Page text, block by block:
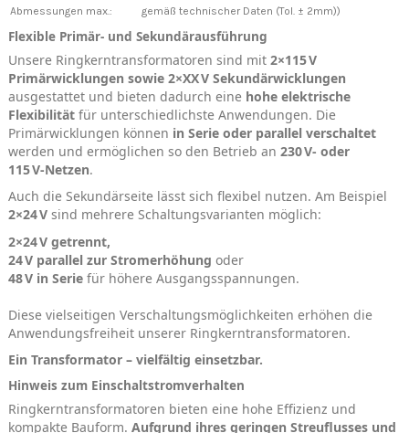
Abmessungen max.:
gemäß technischer Daten (Tol. ± 2mm))
Flexible Primär- und Sekundärausführung
Unsere Ringkerntransformatoren sind mit 2×115 V
Primärwicklungen sowie 2×XX V Sekundärwicklungen
ausgestattet und bieten dadurch eine hohe elektrische
Flexibilität für unterschiedlichste Anwendungen. Die
Primärwicklungen können in Serie oder parallel verschaltet
werden und ermöglichen so den Betrieb an 230 V‑ oder
115 V‑Netzen.
Auch die Sekundärseite lässt sich flexibel nutzen. Am Beispiel
2×24 V sind mehrere Schaltungsvarianten möglich:
2×24 V getrennt,
24 V parallel zur Stromerhöhung oder
48 V in Serie für höhere Ausgangsspannungen.
Diese vielseitigen Verschaltungsmöglichkeiten erhöhen die
Anwendungsfreiheit unserer Ringkerntransformatoren.
Ein Transformator – vielfältig einsetzbar.
Hinweis zum Einschaltstromverhalten
Ringkerntransformatoren bieten eine hohe Effizienz und
kompakte Bauform. Aufgrund ihres geringen Streuflusses und